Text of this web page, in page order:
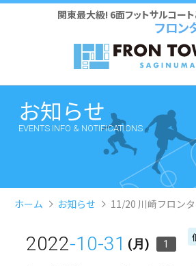
関東最大級! 6面フットサルコー
フロン
お知らせ
EVENTS INFO & NOTIFICATIONS
ホーム お知らせ 11/20 川崎フロン
2022-10-31 (月) 1